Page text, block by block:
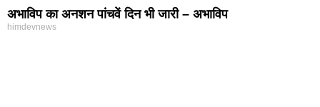
अभाविप का अनशन पांचवें दिन भी जारी – अभाविप
himdevnews